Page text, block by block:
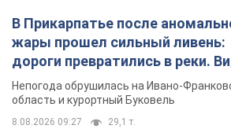
В Прикарпатье после
жары прошел сильный ливень:
дороги превратились в реки.
Непогода обрушилась на Ивано-
область и курортный Буковель
8.08.2026 09:27 29,1 т.